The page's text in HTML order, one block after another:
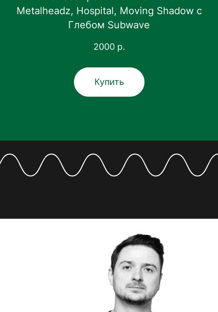
Metalheadz, Hospital, Moving Shadow с
Глебом Subwave
2000 р.
Купить